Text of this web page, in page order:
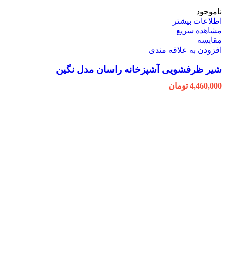
ناموجود
اطلاعات بیشتر
مشاهده سریع
مقایسه
افزودن به علاقه مندی
شیر ظرفشویی آشپزخانه راسان مدل نگین
4,460,000 تومان